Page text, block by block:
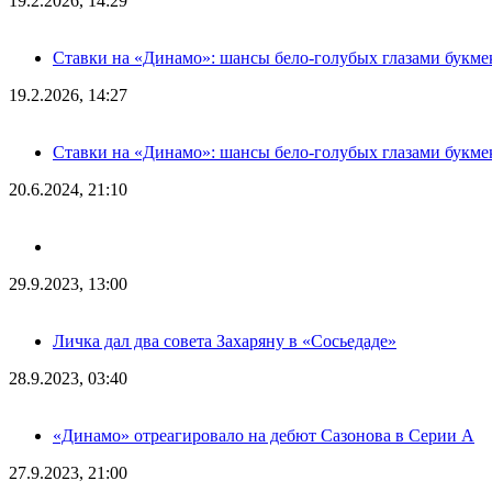
Ставки на «Динамо»: шансы бело-голубых глазами
19.2.2026, 14:27
Ставки на «Динамо»: шансы бело-голубых глазами
20.6.2024, 21:10
29.9.2023, 13:00
Личка дал два совета Захаряну в «Сосьедаде»
28.9.2023, 03:40
«Динамо» отреагировало на дебют Сазонова в Серии А
27.9.2023, 21:00